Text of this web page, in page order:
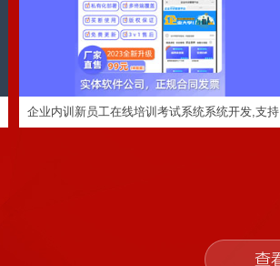
企业内训新员工在线培训考试系统系统开发,支持